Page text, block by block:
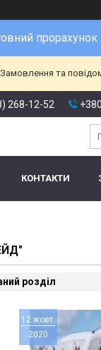
та
268-12-52
КОНТАКТИ
розділ
12 жовт.
2020